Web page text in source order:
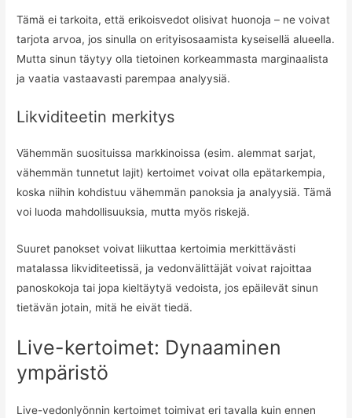
Tämä ei tarkoita, että erikoisvedot olisivat huonoja – ne voivat
tarjota arvoa, jos sinulla on erityisosaamista kyseisellä alueella.
Mutta sinun täytyy olla tietoinen korkeammasta marginaalista
ja vaatia vastaavasti parempaa analyysiä.
Likviditeetin merkitys
Vähemmän suosituissa markkinoissa (esim. alemmat sarjat,
vähemmän tunnetut lajit) kertoimet voivat olla epätarkempia,
koska niihin kohdistuu vähemmän panoksia ja analyysiä. Tämä
voi luoda mahdollisuuksia, mutta myös riskejä.
Suuret panokset voivat liikuttaa kertoimia merkittävästi
matalassa likviditeetissä, ja vedonvälittäjät voivat rajoittaa
panoskokoja tai jopa kieltäytyä vedoista, jos epäilevät sinun
tietävän jotain, mitä he eivät tiedä.
Live-kertoimet: Dynaaminen
ympäristö
Live-vedonlyönnin kertoimet toimivat eri tavalla kuin ennen